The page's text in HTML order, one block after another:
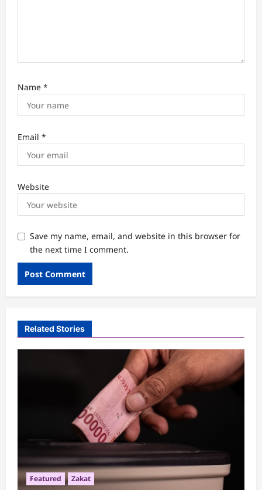
Name *
Email *
Website
Save my name, email, and website in this browser for
the next time I comment.
Related Stories
Featured Zakat